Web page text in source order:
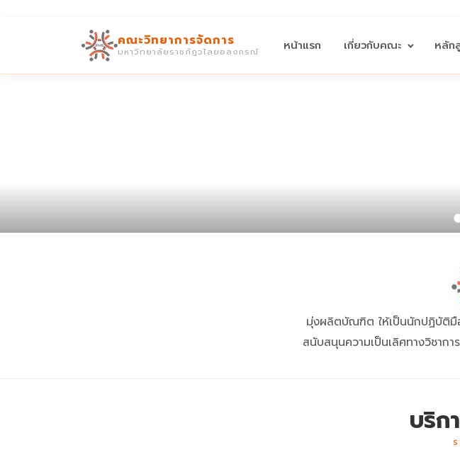
คณะวิทยาการจัดการ
มหาวิทยาลัยราชภัฏวไลยอลงกรณ์ หน้าแรก เกี่ยวกับคณะ หลัก
มุ่งผลิตบัณฑิต ให้เป็นนักปฏิบัติมื
สนับสนุนความเป็นเลิศทางวิชาก
บริก